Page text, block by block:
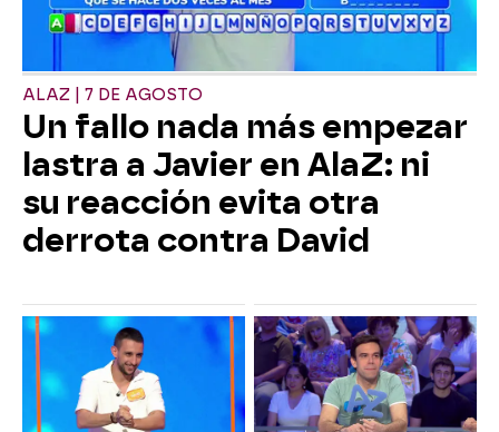
ALAZ | 7 DE AGOSTO
Un fallo nada más empezar
lastra a Javier en AlaZ: ni
su reacción evita otra
derrota contra David